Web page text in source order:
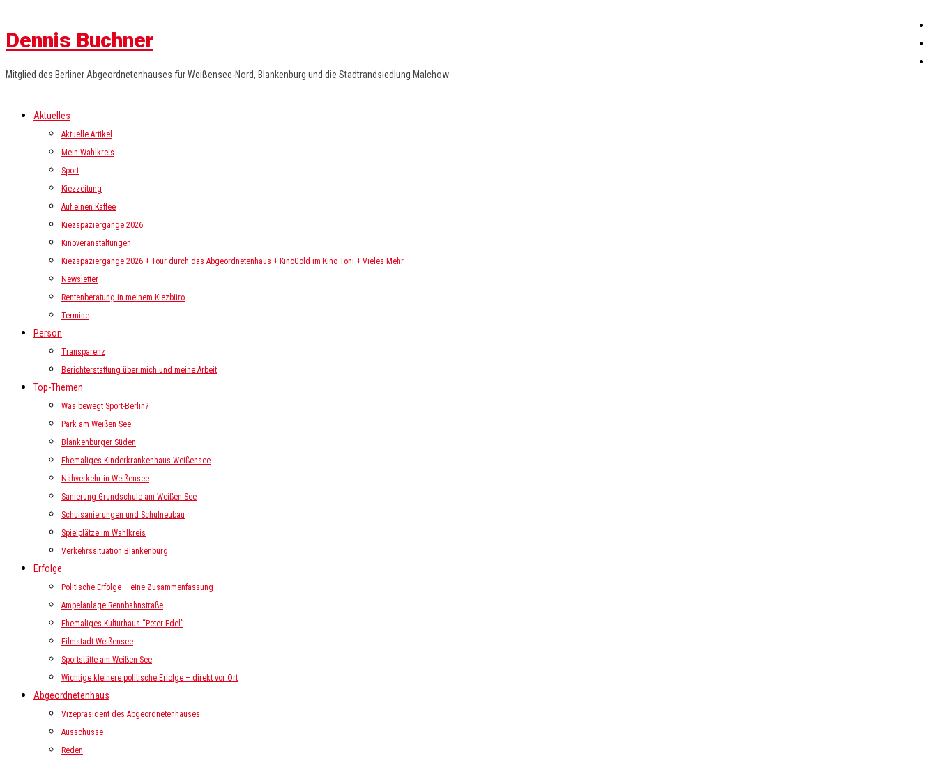
Dennis Buchner
Mitglied des Berliner Abgeordnetenhauses für Weißensee-Nord, Blankenburg und die Stadtrandsiedlung Malchow
Aktuelles
Aktuelle Artikel
Mein Wahlkreis
Sport
Kiezzeitung
Auf einen Kaffee
Kiezspaziergänge 2026
Kinoveranstaltungen
Kiezspaziergänge 2026 + Tour durch das Abgeordnetenhaus + KinoGold im Kino Toni + Vieles Mehr
Newsletter
Rentenberatung in meinem Kiezbüro
Termine
Person
Transparenz
Berichterstattung über mich und meine Arbeit
Top-Themen
Was bewegt Sport-Berlin?
Park am Weißen See
Blankenburger Süden
Ehemaliges Kinderkrankenhaus Weißensee
Nahverkehr in Weißensee
Sanierung Grundschule am Weißen See
Schulsanierungen und Schulneubau
Spielplätze im Wahlkreis
Verkehrssituation Blankenburg
Erfolge
Politische Erfolge – eine Zusammenfassung
Ampelanlage Rennbahnstraße
Ehemaliges Kulturhaus “Peter Edel”
Filmstadt Weißensee
Sportstätte am Weißen See
Wichtige kleinere politische Erfolge – direkt vor Ort
Abgeordnetenhaus
Vizepräsident des Abgeordnetenhauses
Ausschüsse
Reden